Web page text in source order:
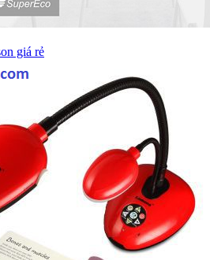
giá rẻ